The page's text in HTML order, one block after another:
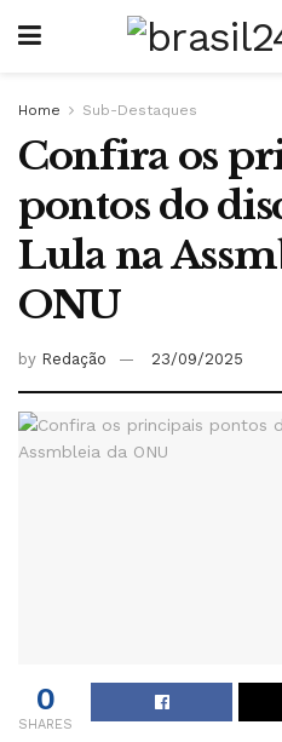
Home Sub-Destaques
Confira os
pontos do
Lula na
ONU
by Redação 23/09/2025
0
SHARES